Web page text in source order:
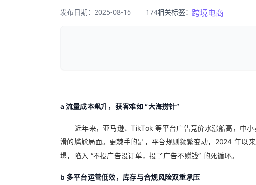
发布日期：2025-08-16 174相关标签： 跨境电商
a 流量成本飙升，获客难如 “大海捞针”
近年来，亚马逊、TikTok 等平台广告竞价水涨船高，中
滑的尴尬局面。更棘手的是，平台规则频繁变动，2024 年以
塌，陷入 “不投广告没订单，投了广告不赚钱” 的死循环。
b 多平台运营低效，库存与合规风险双重承压